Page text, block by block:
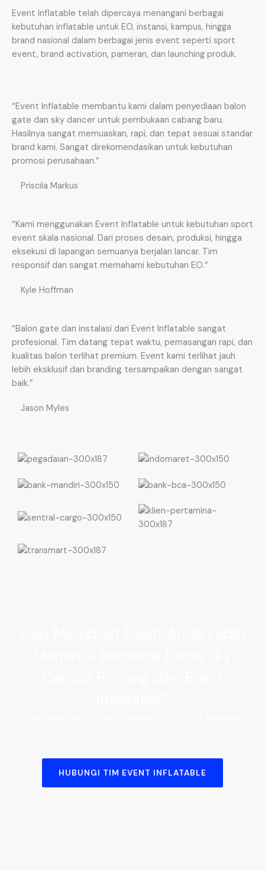
Event Inflatable telah dipercaya menangani berbagai
kebutuhan inflatable untuk EO, instansi, kampus, hingga
brand nasional dalam berbagai jenis event seperti sport
event, brand activation, pameran, dan launching produk.
“Event Inflatable membantu kami dalam penyediaan balon
gate dan sky dancer untuk pembukaan cabang baru.
Hasilnya sangat memuaskan, rapi, dan tepat sesuai standar
brand kami. Sangat direkomendasikan untuk kebutuhan
promosi perusahaan.”
Priscila Markus
“Kami menggunakan Event Inflatable untuk kebutuhan sport
event skala nasional. Dari proses desain, produksi, hingga
eksekusi di lapangan semuanya berjalan lancar. Tim
responsif dan sangat memahami kebutuhan EO.”
Kyle Hoffman
“Balon gate dan instalasi dari Event Inflatable sangat
profesional. Tim datang tepat waktu, pemasangan rapi, dan
kualitas balon terlihat premium. Event kami terlihat jauh
lebih eksklusif dan branding tersampaikan dengan sangat
baik.”
Jason Myles
HUBUNGI TIM EVENT INFLATABLE